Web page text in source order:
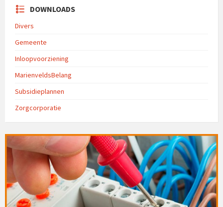
DOWNLOADS
Divers
Gemeente
Inloopvoorziening
MarienveldsBelang
Subsidieplannen
Zorgcorporatie